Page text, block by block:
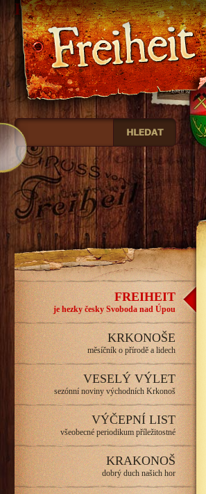
Freiheit
FREIHEIT
je hezky česky Svoboda nad Úpou
KRKONOŠE
měsíčník o přírodě a lidech
VESELÝ VÝLET
sezónní noviny východních Krkonoš
VÝČEPNÍ LIST
všeobecné periodikum příležitostné
KRAKONOŠ
dobrý duch našich hor